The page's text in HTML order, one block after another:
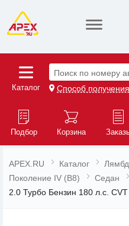
Каталог
Поиск по номеру
Способ
Подбор Корзина
APEX.RU Каталог
Поколение IV (B8)
Седан
2.0 Турбо Бензин 180 л.с. CVT